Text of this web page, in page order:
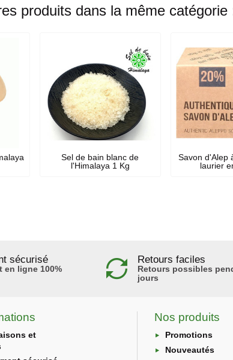
produits dans la même catégorie
Sel de bain blanc de
l'Himalaya 1 Kg
Savon d'Alep
laurier
sécurisé
en ligne 100%
Retours faciles
Retours possibles
jours
et
Nos produits
Promotions
Nouveautés